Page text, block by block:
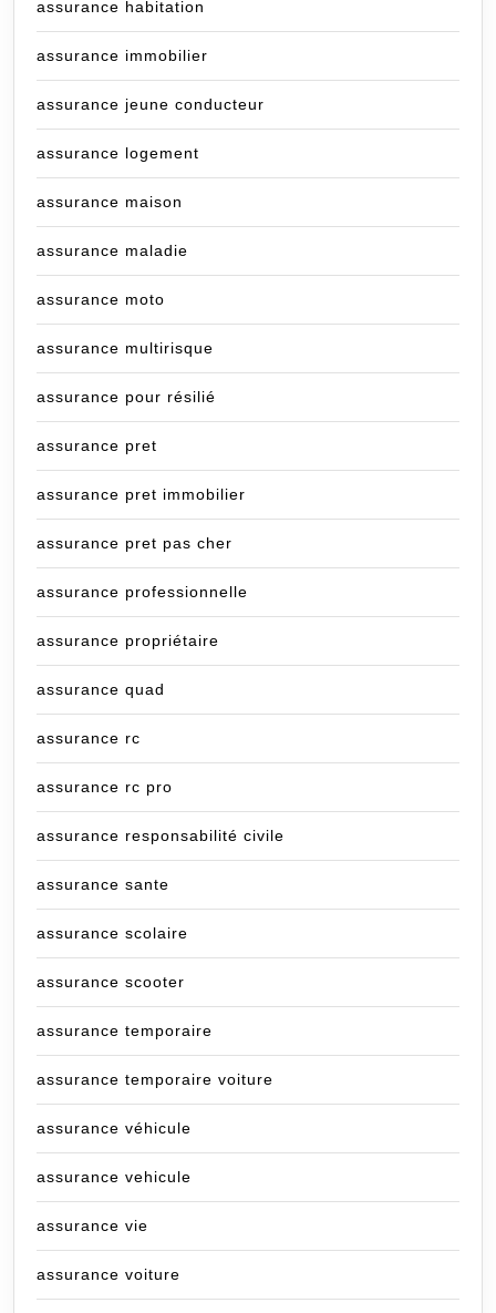
assurance habitation
assurance immobilier
assurance jeune conducteur
assurance logement
assurance maison
assurance maladie
assurance moto
assurance multirisque
assurance pour résilié
assurance pret
assurance pret immobilier
assurance pret pas cher
assurance professionnelle
assurance propriétaire
assurance quad
assurance rc
assurance rc pro
assurance responsabilité civile
assurance sante
assurance scolaire
assurance scooter
assurance temporaire
assurance temporaire voiture
assurance véhicule
assurance vehicule
assurance vie
assurance voiture